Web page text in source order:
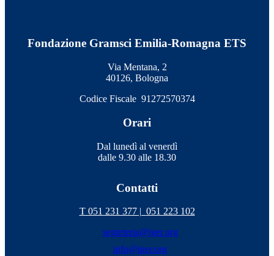
Fondazione Gramsci Emilia-Romagna ETS
Via Mentana, 2
40126, Bologna
Codice Fiscale 91272570374
Orari
Dal lunedì al venerdì
dalle 9.30 alle 18.30
Contatti
T 051 231 377 | 051 223 102
segreteria@iger.org
info@iger.org